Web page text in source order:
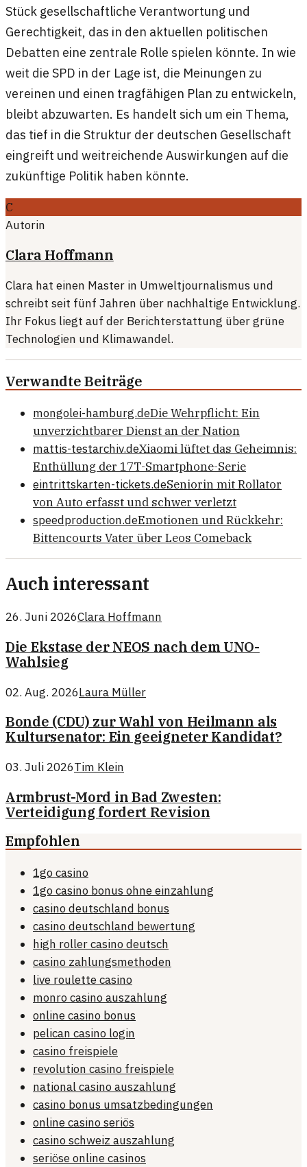
Stück gesellschaftliche Verantwortung und
Gerechtigkeit, das in den aktuellen politischen
Debatten eine zentrale Rolle spielen könnte. In wie
weit die SPD in der Lage ist, die Meinungen zu
vereinen und einen tragfähigen Plan zu entwickeln,
bleibt abzuwarten. Es handelt sich um ein Thema,
das tief in die Struktur der deutschen Gesellschaft
eingreift und weitreichende Auswirkungen auf die
zukünftige Politik haben könnte.
C
Autorin
Clara Hoffmann
Clara hat einen Master in Umweltjournalismus und
schreibt seit fünf Jahren über nachhaltige Entwicklung.
Ihr Fokus liegt auf der Berichterstattung über grüne
Technologien und Klimawandel.
Verwandte Beiträge
mongolei-hamburg.deDie Wehrpflicht: Ein
unverzichtbarer Dienst an der Nation
mattis-testarchiv.deXiaomi lüftet das Geheimnis:
Enthüllung der 17T-Smartphone-Serie
eintrittskarten-tickets.deSeniorin mit Rollator
von Auto erfasst und schwer verletzt
speedproduction.deEmotionen und Rückkehr:
Bittencourts Vater über Leos Comeback
Auch interessant
26. Juni 2026Clara Hoffmann
Die Ekstase der NEOS nach dem UNO-
Wahlsieg
02. Aug. 2026Laura Müller
Bonde (CDU) zur Wahl von Heilmann als
Kultursenator: Ein geeigneter Kandidat?
03. Juli 2026Tim Klein
Armbrust-Mord in Bad Zwesten:
Verteidigung fordert Revision
Empfohlen
1go casino
1go casino bonus ohne einzahlung
casino deutschland bonus
casino deutschland bewertung
high roller casino deutsch
casino zahlungsmethoden
live roulette casino
monro casino auszahlung
online casino bonus
pelican casino login
casino freispiele
revolution casino freispiele
national casino auszahlung
casino bonus umsatzbedingungen
online casino seriös
casino schweiz auszahlung
seriöse online casinos